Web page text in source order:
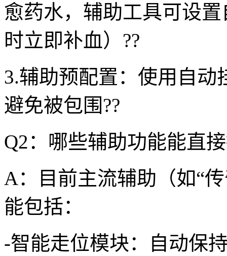
愈药水，辅助工具可设
时立即补血）??
3.辅助预配置：使用自
避免被包围??
Q2：哪些辅助功能能直
A：目前主流辅助（如“
能包括：
-智能走位模块：自动保